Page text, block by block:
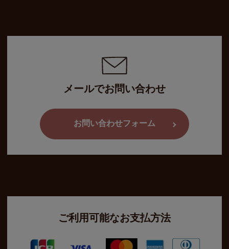
メールでお問い合わせ
お問い合わせフォーム
ご利用可能なお支払方法